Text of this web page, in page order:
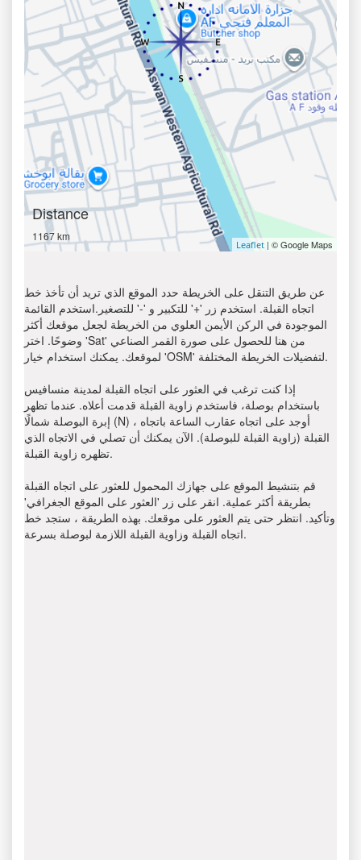
Distance
1167 km
Leaflet | © Google Maps
عن طريق التنقل على الخريطة حدد الموقع الذي تريد أن تأخذ خط
اتجاه القبلة. استخدم زر '+' للتكبير و '-' للتصغير.استخدم القائمة
الموجودة في الركن الأيمن العلوي من الخريطة لجعل موقعك أكثر
وضوحًا. اختر 'Sat' من هنا للحصول على صورة القمر الصناعي
لموقعك. يمكنك استخدام خيار 'OSM' لتفضيلات الخريطة المختلفة.
إذا كنت ترغب في العثور على اتجاه القبلة لمدينة منسافيس
باستخدام بوصلة، فاستخدم زاوية القبلة قدمت أعلاه. عندما تظهر
إبرة البوصلة شمالًا (N) ، أوجد على اتجاه عقارب الساعة باتجاه
القبلة (زاوية القبلة للبوصلة). الآن يمكنك أن تصلي في الاتجاه الذي
تظهره زاوية القبلة.
قم بتنشيط الموقع على جهازك المحمول للعثور على اتجاه القبلة
بطريقة أكثر عملية. انقر على زر 'العثور على الموقع الجغرافي'
وتأكيد. انتظر حتى يتم العثور على موقعك. بهذه الطريقة ، ستجد خط
اتجاه القبلة وزاوية القبلة اللازمة لبوصلة بسرعة.